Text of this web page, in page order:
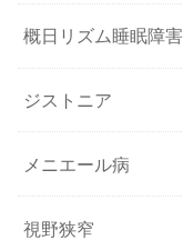
概日リズム睡眠障害
ジストニア
メニエール病
視野狭窄